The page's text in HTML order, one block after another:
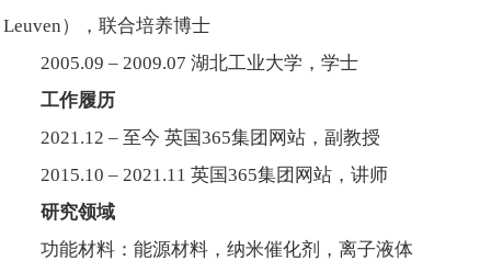
Leuven），联合培养博士
2005.09 – 2009.07 湖北工业大学，学士
工作履历
2021.12 – 至今 英国365集团网站，副教授
2015.10 – 2021.11 英国365集团网站，讲师
研究领域
功能材料：能源材料，纳米催化剂，离子液体